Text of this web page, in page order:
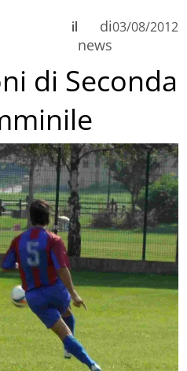
di
news
il 03/08/2012
di Seconda